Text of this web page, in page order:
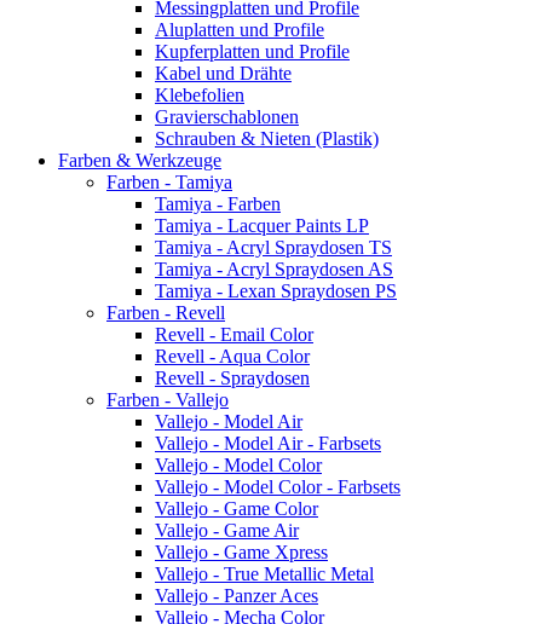
Messingplatten und Profile
Aluplatten und Profile
Kupferplatten und Profile
Kabel und Drähte
Klebefolien
Gravierschablonen
Schrauben & Nieten (Plastik)
Farben & Werkzeuge
Farben - Tamiya
Tamiya - Farben
Tamiya - Lacquer Paints LP
Tamiya - Acryl Spraydosen TS
Tamiya - Acryl Spraydosen AS
Tamiya - Lexan Spraydosen PS
Farben - Revell
Revell - Email Color
Revell - Aqua Color
Revell - Spraydosen
Farben - Vallejo
Vallejo - Model Air
Vallejo - Model Air - Farbsets
Vallejo - Model Color
Vallejo - Model Color - Farbsets
Vallejo - Game Color
Vallejo - Game Air
Vallejo - Game Xpress
Vallejo - True Metallic Metal
Vallejo - Panzer Aces
Vallejo - Mecha Color